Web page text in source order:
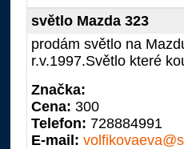
světlo Mazda 323
prodám světlo na
r.v.1997.Světlo které
Značka:
Cena: 300
Telefon: 728884991
E-mail: